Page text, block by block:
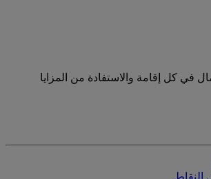
في كل إقامة والاستفادة من المزايا